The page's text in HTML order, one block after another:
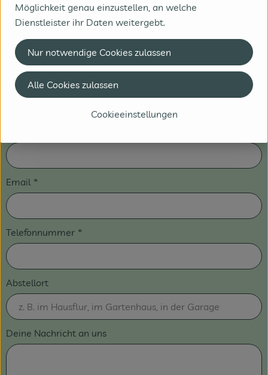
Ort
Email *
Telefonnummer *
Abstellort
Deine Nachricht an uns
Möglichkeit genau einzustellen, an welche
Dienstleister ihr Daten weitergebt.
Cookieeinstellungen
Nur notwendige Cookies zulassen
Alle Cookies zulassen